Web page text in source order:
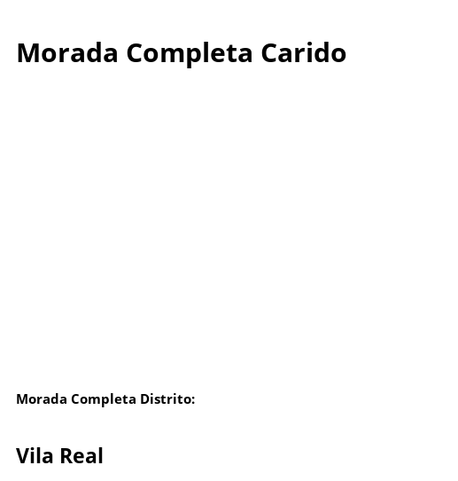
Morada Completa Carido
Morada Completa Distrito:
Vila Real